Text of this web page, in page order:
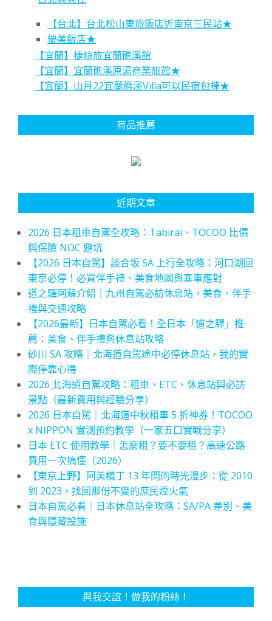
【台北】台北松山東旅飯店近南京三民站★
優美飯店★
【宜蘭】捷絲旅宜蘭礁溪館
【宜蘭】宜蘭礁溪原湯商業旅館★
【宜蘭】山月22宜蘭礁溪Villa可以民宿包棟★
商品推薦
近期文章
2026 日本租車自駕全攻略：Tabirai、TOCOO 比價
與保險 NOC 避坑
【2026 日本自駕】談合坂 SA 上行全攻略：河口湖回
東京必停！必買伴手禮、美食地圖與塞車應對
道之驛阿蘇介紹｜九州自駕必訪休息站，美食、伴手
禮與交通攻略
【2026最新】日本自駕必看！全日本「道之驛」推
薦：美食、伴手禮與休息站攻略
砂川 SA 攻略｜北海道自駕途中必停休息站，我的實
際停靠心得
2026 北海道自駕攻略：租車、ETC、休息站與必訪
景點（最新費用與經驗分享）
2026 日本自駕｜北海道中秋租車 5 折神券！TOCOO
x NIPPON 實測預約教學（一家五口實戰分享）
日本 ETC 使用教學｜怎麼租？要不要租？高速公路
費用一次搞懂（2026）
【東京上野】阿美橫丁 13 年間的時光漫步：從 2010
到 2023，找回那份不變的庶民煙火氣
日本自駕必看｜日本休息站全攻略：SA/PA 差別、美
食與隱藏設施
與我交誼！做我的粉絲！